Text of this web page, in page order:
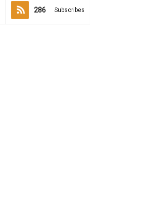
286 Subscribes